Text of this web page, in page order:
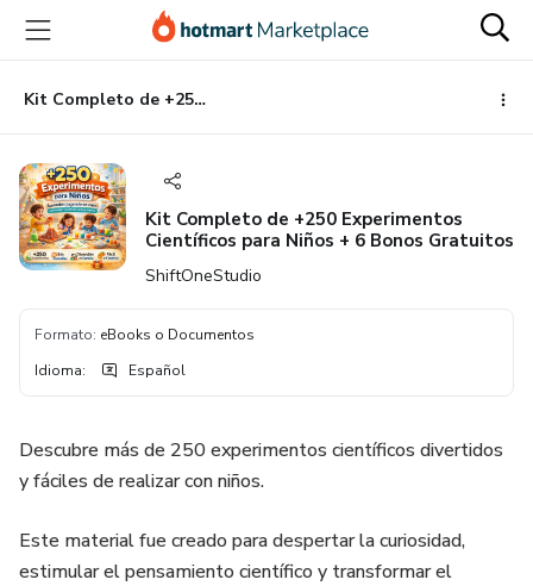
principal
página
de
página
Kit Completo de +250 Experimentos Científicos para Niños + 6 Bonos Gratuitos
Kit Completo de +250 Experimentos
Científicos para Niños + 6 Bonos Gratuitos
ShiftOneStudio
Formato: eBooks o Documentos
Idioma: Español
Descubre más de 250 experimentos científicos divertidos
y fáciles de realizar con niños.
Este material fue creado para despertar la curiosidad,
estimular el pensamiento científico y transformar el